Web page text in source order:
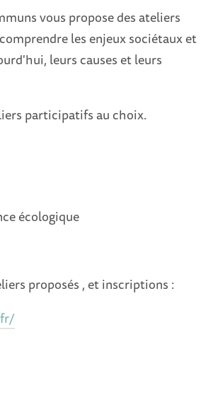
vous propose des ateliers
les enjeux sociétaux et
leurs causes et leurs
participatifs au choix.
écologique
proposés , et inscriptions :